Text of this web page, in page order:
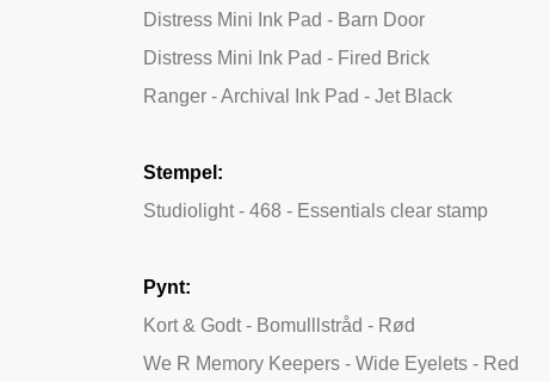
Distress Mini Ink Pad - Barn Door
Distress Mini Ink Pad - Fired Brick
Ranger - Archival Ink Pad - Jet Black
Stempel:
Studiolight - 468 - Essentials clear stamp
Pynt:
Kort & Godt - Bomulllstråd - Rød
We R Memory Keepers - Wide Eyelets - Red